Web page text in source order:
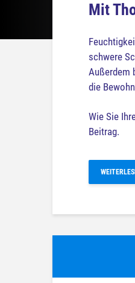
Mit
schwere
Außerdem
die
Wie Sie
Beitrag.